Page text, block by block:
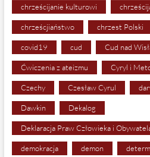
chrześcijanie kulturowi
chrześcjiaństwo chrzest Polski
covid19 cud Cud nad
Ćwiczenia z ateizmu Cyryl i
Czechy Czesław Cyrul
Dawkin Dekalog
Deklaracja Praw Człowieka i
demokracja demon